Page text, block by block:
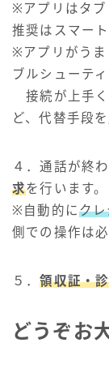
※アプリはタブ
推奨はスマー
※アプリがうま
ブルシューテ
接続が上手く
ど、代替手段
４．通話が終
求を行います。
※自動的にク
側での操作は
５．領収証・
どうぞお